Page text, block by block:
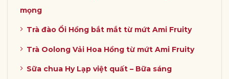
mọng
Trà đào Ổi Hồng bắt mắt từ mứt Ami Fruity
Trà Oolong Vải Hoa Hồng từ mứt Ami Fruity
Sữa chua Hy Lạp việt quất – Bữa sáng